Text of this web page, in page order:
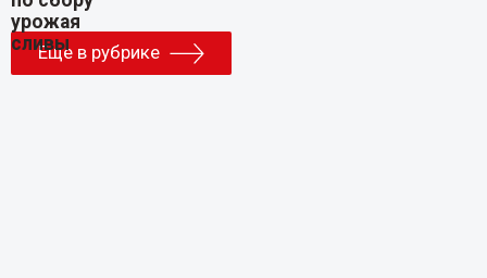
Еще в рубрике